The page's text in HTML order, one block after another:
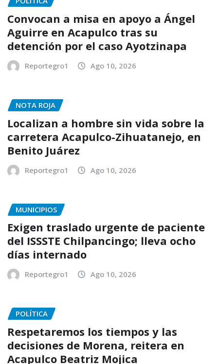
Convocan a misa en apoyo a Ángel
Aguirre en Acapulco tras su
detención por el caso Ayotzinapa
Reportegro1 Ago 10, 2026
NOTA ROJA
Localizan a hombre sin vida sobre la
carretera Acapulco-Zihuatanejo, en
Benito Juárez
Reportegro1 Ago 10, 2026
MUNICIPIOS
Exigen traslado urgente de paciente
del ISSSTE Chilpancingo; lleva ocho
días internado
Reportegro1 Ago 10, 2026
POLÍTICA
Respetaremos los tiempos y las
decisiones de Morena, reitera en
Acapulco Beatriz Mojica